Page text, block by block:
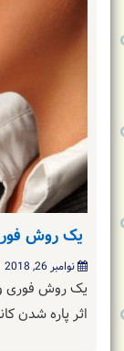
یک روش
نوامبر 26, 2018
یک روش فوری و
اثر پاره شدن